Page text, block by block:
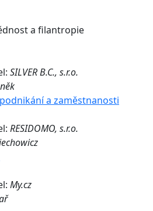
a filantropie
SILVER B.C., s.r.o.
a zaměstnanosti
RESIDOMO, s.r.o.
My.cz